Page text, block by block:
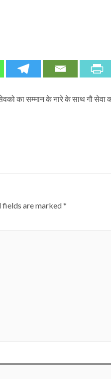
का सम्मान के नारे के साथ गौ सेवा
fields are marked*